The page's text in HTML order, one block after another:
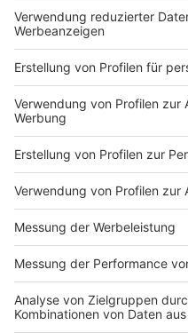
Du hast dir noch keine
Markiere sie hierfür mit
Impressum
Nutzungsbedingungen
Jobs